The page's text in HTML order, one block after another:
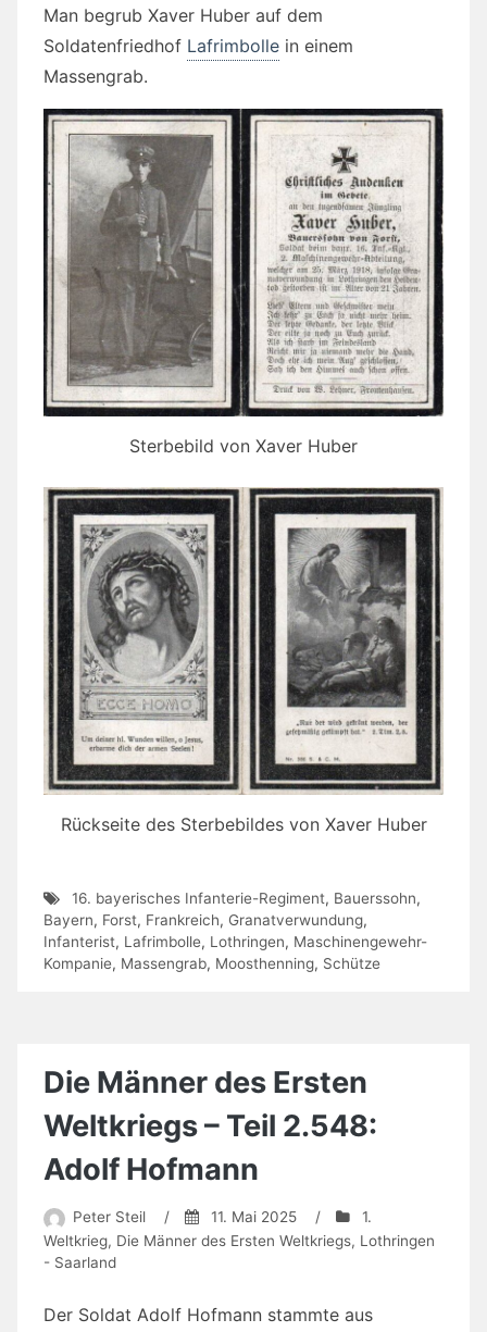
Man begrub Xaver Huber auf dem
Soldatenfriedhof Lafrimbolle in einem
Massengrab.
Sterbebild von Xaver Huber
Rückseite des Sterbebildes von Xaver Huber
16. bayerisches Infanterie-Regiment, Bauerssohn,
Bayern, Forst, Frankreich, Granatverwundung,
Infanterist, Lafrimbolle, Lothringen, Maschinengewehr-
Kompanie, Massengrab, Moosthenning, Schütze
Die Männer des Ersten
Weltkriegs – Teil 2.548:
Adolf Hofmann
Peter Steil / 11. Mai 2025 /
1.
Weltkrieg, Die Männer des Ersten Weltkriegs, Lothringen
- Saarland
Der Soldat Adolf Hofmann stammte aus